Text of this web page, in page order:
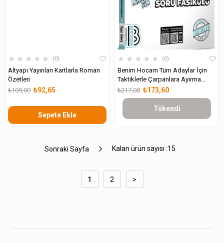
★ ★ ★ ★ ★ 0
Altyapı Yayınları Kartlarla Roman
Özetleri
₺92,65
₺109,00
Sepete Ekle
★ ★ ★ ★ ★ 0
Benim Hocam Tüm Adaylar İçin
Taktiklerle Çarpanlara Ayırma
1.Dereceden Denklemler Oran
Orantı Konu Anlatımlı Soru
₺173,60
₺217,00
Tükendi
Sonraki Sayfa Kalan ürün sayısı :15
1 2 >